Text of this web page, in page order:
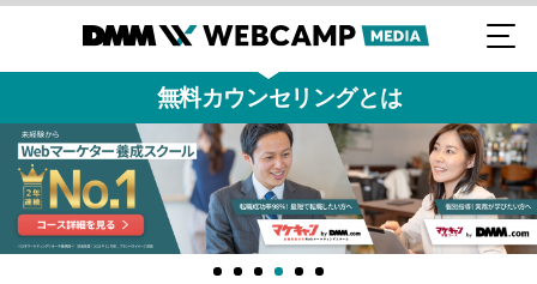
無料カウンセリングとは